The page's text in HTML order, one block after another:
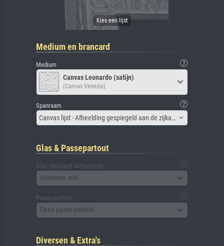
Medium en brancard
Medium
Canvas Leonardo (satijn)
(Canvas Venezia)
Spanraam
Canvas lijst - Afbeelding gespiegeld aan de zijkant
Glas & Passepartout
Glas (inclusief achterbord)
Selecteer aub
Passe-partout
Geen passe-partout
Diversen & Extra's